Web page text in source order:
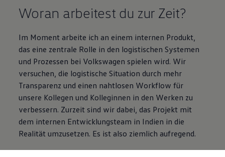
Woran arbeitest du zur Zeit?
Im Moment arbeite ich an einem internen Produkt,
das eine zentrale Rolle in den logistischen Systemen
und Prozessen bei Volkswagen spielen wird. Wir
versuchen, die logistische Situation durch mehr
Transparenz und einen nahtlosen Workflow für
unsere Kollegen und Kolleginnen in den Werken zu
verbessern. Zurzeit sind wir dabei, das Projekt mit
dem internen Entwicklungsteam in Indien in die
Realität umzusetzen. Es ist also ziemlich aufregend.